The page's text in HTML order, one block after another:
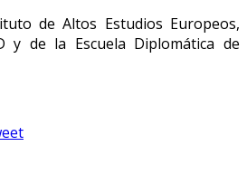
de Altos Estudios Europeos,
y de la Escuela Diplomática de